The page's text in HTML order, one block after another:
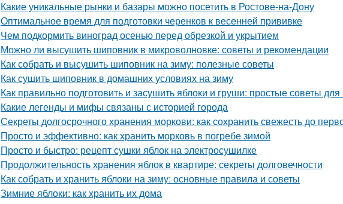
Какие уникальные рынки и базары можно посетить в Ростове-на-Дону
Оптимальное время для подготовки черенков к весенней прививке
Чем подкормить виноград осенью перед обрезкой и укрытием
Можно ли высушить шиповник в микроволновке: советы и рекомендации
Как собрать и высушить шиповник на зиму: полезные советы
Как сушить шиповник в домашних условиях на зиму
Как правильно подготовить и засушить яблоки и груши: простые советы
Какие легенды и мифы связаны с историей города
Секреты долгосрочного хранения моркови: как сохранить свежесть до
Просто и эффективно: как хранить морковь в погребе зимой
Просто и быстро: рецепт сушки яблок на электросушилке
Продолжительность хранения яблок в квартире: секреты долговечности
Как собрать и хранить яблоки на зиму: основные правила и советы
Зимние яблоки: как хранить их дома